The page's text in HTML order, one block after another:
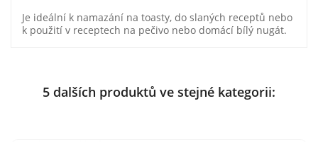
Je ideální k namazání na toasty, do slaných receptů nebo
k použití v receptech na pečivo nebo domácí bílý nugát.
5 dalších produktů ve stejné kategorii: